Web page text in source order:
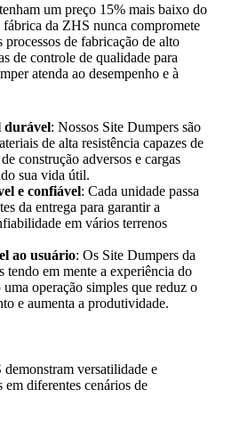
um preço 15% mais baixo do
da ZHS nunca compromete
de fabricação de alto
de controle de qualidade para
atenda ao desempenho e à
durável: Nossos Site Dumpers são
de alta resistência capazes de
construção adversos e cargas
sua vida útil.
e confiável: Cada unidade passa
da entrega para garantir a
em vários terrenos
ao usuário: Os Site Dumpers da
tendo em mente a experiência do
operação simples que reduz o
e aumenta a produtividade.
versatilidade e
diferentes cenários de